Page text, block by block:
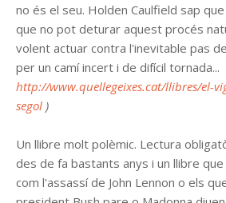
no és el seu. Holden Caulfield sap
que no pot deturar aquest procés
volent actuar contra l'inevitable pas
per un camí incert i de difícil tornada...
http://www.quellegeixes.cat/llibres/el-
segol )
Un llibre molt polèmic. Lectura
des de fa bastants anys i un llibre
com l'assassí de John Lennon o els